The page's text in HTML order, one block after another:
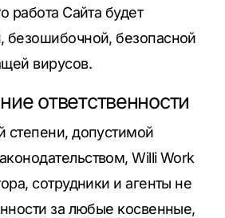
работа Сайта будет
безошибочной, безопасной
вирусов.
ответственности
степени, допустимой
Willi Work
сотрудники и агенты не
за любые косвенные,